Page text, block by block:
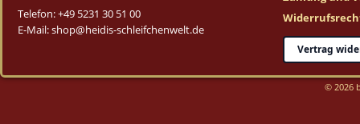
Telefon: +49 5231 30 51 00
E-Mail: shop@heidis-schleifchenwelt.de
Vertrag
© 2026